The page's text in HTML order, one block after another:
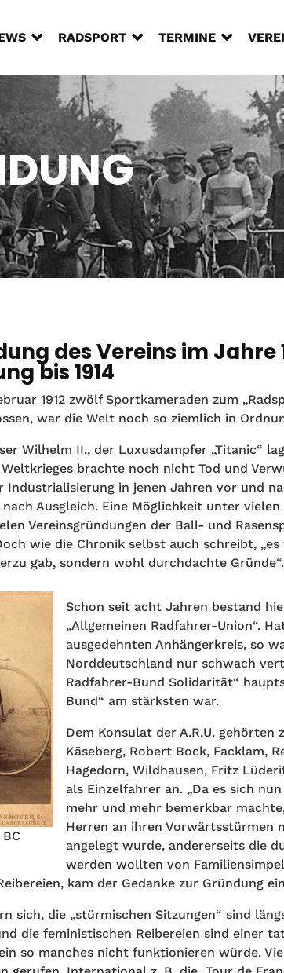
 
RADSPORT 
TERMINE
des Vereins im Jahre
bis 1914
1912 zwölf Sportkameraden zum
war die Welt noch so ziemlich in
Wilhelm II., der Luxusdampfer „Titanic“
Weltkrieges brachte noch nicht Tod und
Industrialisierung in jenen Jahren vor und
nach Ausgleich. Eine Möglichkeit unter
Vereinsgründungen der Ball- und
wie die Chronik selbst auch schreibt,
gab, sondern wohl durchdachte Gründe“.
Schon seit acht Jahren bestand
„Allgemeinen Radfahrer-Union“.
ausgedehnten Anhängerkreis, so
Norddeutschland nur schwach
Radfahrer-Bund Solidarität“
Bund“ am stärksten war.
Dem Konsulat der A.R.U.
Käseberg, Robert Bock, Facklam,
Hagedorn, Wildhausen, Fritz
als Einzelfahrer an. „Da es sich
mehr und mehr bemerkbar
Herren an ihren Vorwärtsstürmen
angelegt wurde, andererseits die
werden wollten von
kam der Gedanke zur Gründung
sich, die „stürmischen Sitzungen“ sind
die feministischen Reibereien sind einer
so manches nicht funktionieren würde.